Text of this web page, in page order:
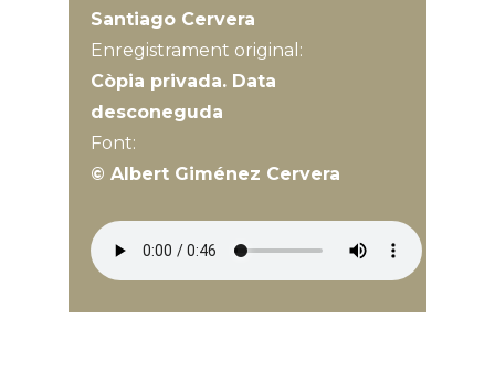
Santiago Cervera
Enregistrament original:
Còpia privada. Data
desconeguda
Font:
© Albert Giménez Cervera